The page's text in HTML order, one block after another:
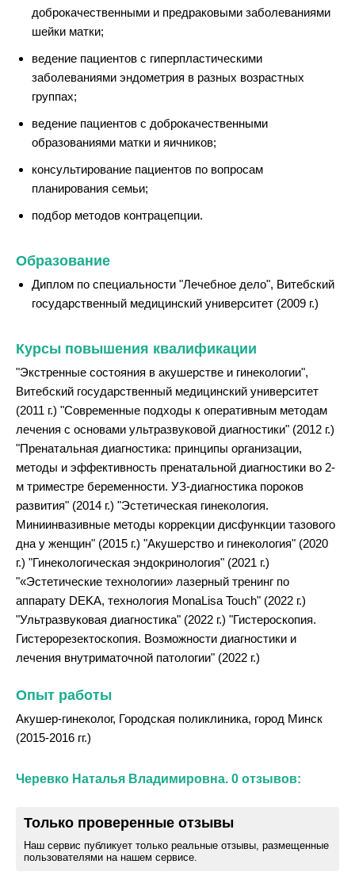
доброкачественными и предраковыми заболеваниями
шейки матки;
ведение пациентов с гиперпластическими
заболеваниями эндометрия в разных возрастных
группах;
ведение пациентов с доброкачественными
образованиями матки и яичников;
консультирование пациентов по вопросам
планирования семьи;
подбор методов контрацепции.
Образование
Диплом по специальности "Лечебное дело", Витебский
государственный медицинский университет (2009 г.)
Курсы повышения квалификации
"Экстренные состояния в акушерстве и гинекологии",
Витебский государственный медицинский университет
(2011 г.) "Современные подходы к оперативным методам
лечения с основами ультразвуковой диагностики" (2012 г.)
"Пренатальная диагностика: принципы организации,
методы и эффективность пренатальной диагностики во 2-
м триместре беременности. УЗ-диагностика пороков
развития" (2014 г.) "Эстетическая гинекология.
Миниинвазивные методы коррекции дисфункции тазового
дна у женщин" (2015 г.) "Акушерство и гинекология" (2020
г.) "Гинекологическая эндокринология" (2021 г.)
"«Эстетические технологии» лазерный тренинг по
аппарату DEKA, технология MonaLisa Touch" (2022 г.)
"Ультразвуковая диагностика" (2022 г.) "Гистероскопия.
Гистерорезектоскопия. Возможности диагностики и
лечения внутриматочной патологии" (2022 г.)
Опыт работы
Акушер-гинеколог, Городская поликлиника, город Минск
(2015-2016 гг.)
Черевко Наталья Владимировна. 0 отзывов:
Только проверенные отзывы
Наш сервис публикует только реальные отзывы, размещенные
пользователями на нашем сервисе.